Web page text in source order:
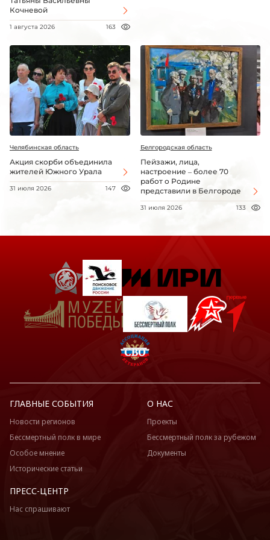
Кочневой
1 августа 2026 163
Челябинская область
Акция скорби объединила
жителей Южного Урала
31 июля 2026 147
Белгородская область
Пейзажи, лица,
настроение – более 70
работ о Родине
представили в Белгороде
31 июля 2026 133
ГЛАВНЫЕ СОБЫТИЯ
Новости регионов
Бессмертный полк в мире
Особое мнение
Исторические статьи
О НАС
Проекты
Бессмертный полк за рубежом
Документы
ПРЕСС-ЦЕНТР
Нас спрашивают